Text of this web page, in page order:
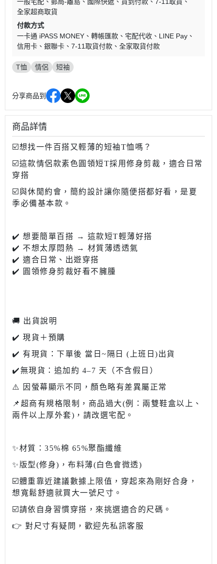
全家超商取貨
付款方式
一卡通 iPASS MONEY
轉帳匯款 宅配代收
LINE Pay
信用卡
銀聯卡 7-11取貨付款 全家取貨付款
T恤 情侶 短袖
分享商品到
商品詳情
☑️想找一件百搭又輕薄的短袖T恤嗎？
☑️這款情侶款素色圓領短T採用修身剪裁，適合日常
穿搭
☑️與休閒約會，簡約設計讓你隨便搭都好看，是夏
季必備基本款。
✔️ 想要簡單百搭 → 這款短T輕薄好搭
✔️ 不想太厚悶熱 → 材質薄透透氣
✔️ 適合日常、出遊穿搭
✔️ 圓領修身剪裁好看不臃腫
🚚 出貨說明
✔️ 現貨＋預購
✔️ 有現貨：下單後 當日~隔日 (上班日)出貨
✔️無現貨：追加約 4–7 天（不含假日）
⚠️ 因螢幕顯示不同，顏色略有差異屬正常
📌超商有規格限制，商品過大(例：兩雙鞋盒以上、
兩件以上厚外套)，請改選宅配。
✨材質：35%棉 65%聚酯纖維
✨版型(修身)，布料薄(白色會微透)
☑️體重靠近建議數據上限值，穿起來為剛好合身，
想寬鬆舒適就買大一號尺寸。
☑️請依自身習慣穿搭，來挑選適合的尺碼。
👉 對尺寸有疑問，歡迎先私訊客服